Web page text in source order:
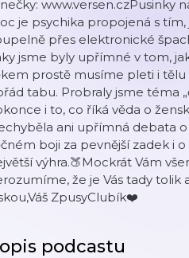
www.versen.czPusinky
je psychika propojená s
přes elektronické
jsme byly upřímné v tom,
prostě musíme pleti i tělu
tabu. Probraly jsme téma
i to, co říká věda o
ani upřímná debata o
boji za pevnější zadek i
výhra.🍑Mockrát Vám
že je Vás tady tolik
ZpusyClubík❤️
podcastu